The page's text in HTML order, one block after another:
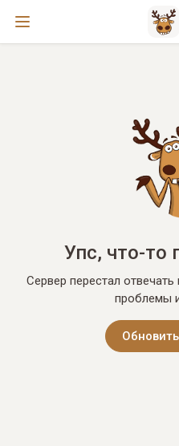
Упс, что-то
Сервер перестал
проблемы